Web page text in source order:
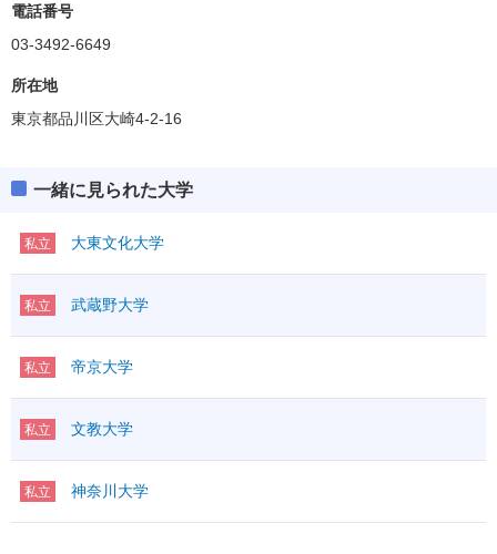
電話番号
03-3492-6649
所在地
東京都品川区大崎4-2-16
一緒に見られた大学
私立 大東文化大学
私立 武蔵野大学
私立 帝京大学
私立 文教大学
私立 神奈川大学